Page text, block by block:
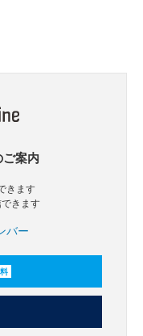
ご案内
きます
きます
バー